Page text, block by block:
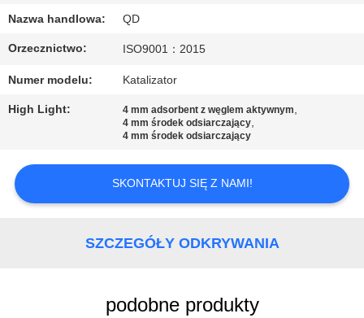
SKONTAKTUJ
SIĘ
Z
NAMI
AKTUALNOŚCI
SPRAWY
Nazwa handlowa: QD
Orzecznictwo: ISO9001：2015
Numer modelu: Katalizator
High Light: 4 mm adsorbent z węglem aktywnym,
4 mm środek odsiarczający,
4 mm środek odsiarczający
SKONTAKTUJ SIĘ Z NAMI!
SZCZEGÓŁY ODKRYWANIA
podobne produkty